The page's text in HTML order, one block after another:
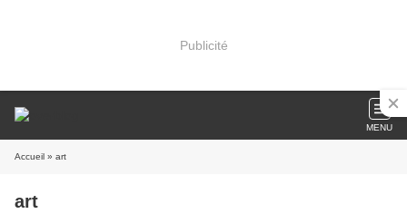
Publicité
MENU
Accueil » art
art